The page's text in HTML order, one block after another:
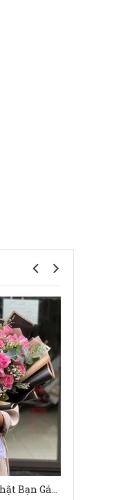
Bó Bông Đẹp-Hoa Sinh Nhật Bạn Gái, Chị Gái, Em Gái - HB1136